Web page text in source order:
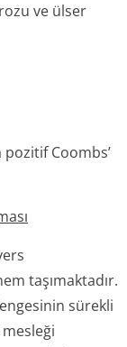
ve ülser
Coombs’
taşımaktadır.
sürekli